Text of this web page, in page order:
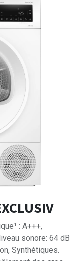
: A+++,
sonore: 64 dB
Synthétiques.